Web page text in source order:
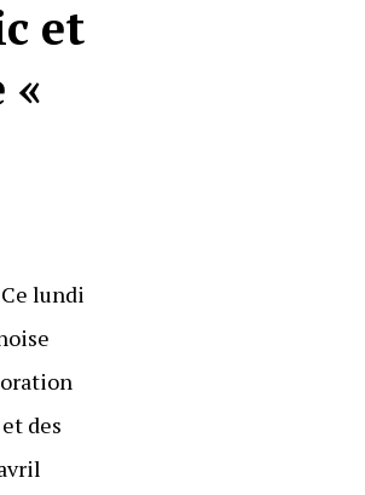
et
«
lundi
des